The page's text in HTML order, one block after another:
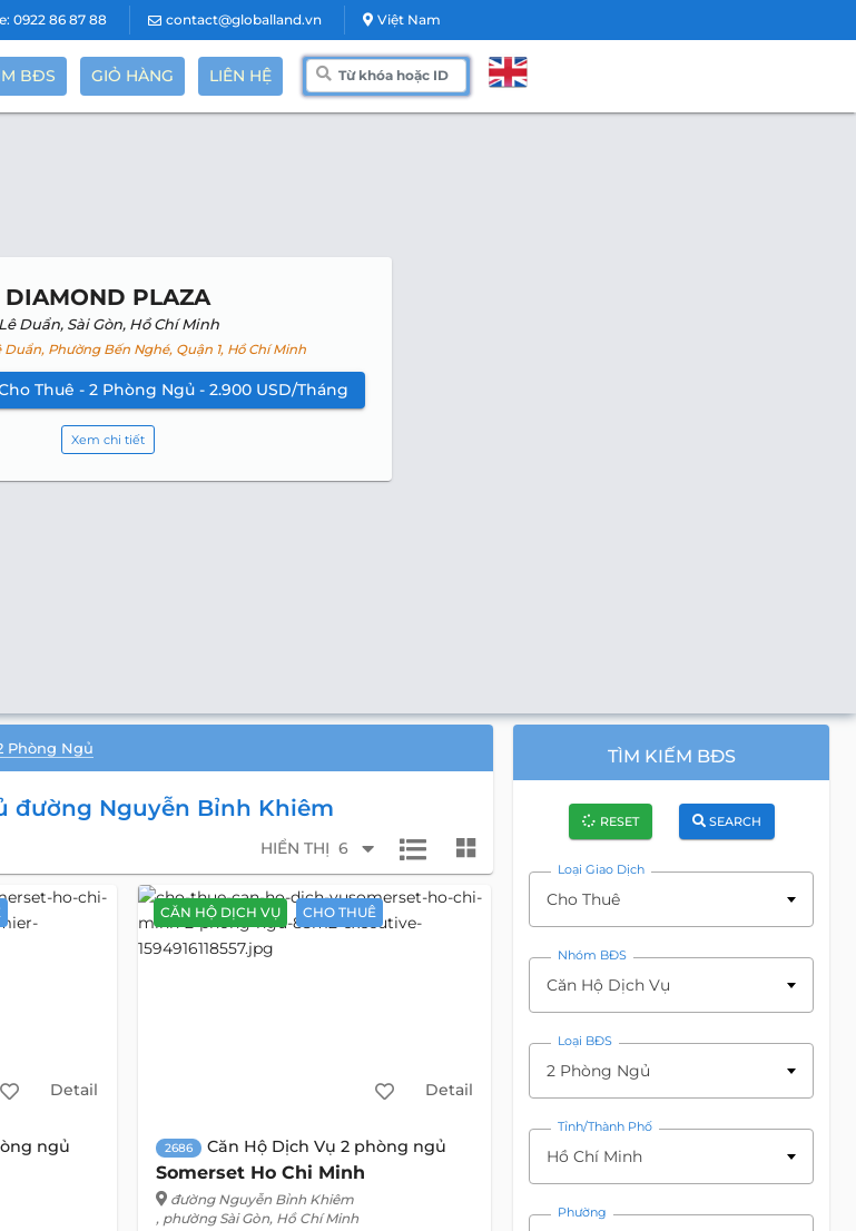
0922 86 87 88 contact@globalland.vn Việt Nam
BĐS GIỎ HÀNG LIÊN HỆ
DIAMOND PLAZA
Lê Duẩn, Sài Gòn, Hồ Chí Minh
Phường Bến Nghé, Quận 1, Hồ Chí Minh
Thuê - 2 Phòng Ngủ - 2.900 USD/Tháng
Xem chi tiết
Phòng Ngủ
đường Nguyễn Bỉnh Khiêm
HIỂN THỊ 6
Detail
ngủ
CĂN HỘ DỊCH VỤ CHO THUÊ
Detail
2686 Căn Hộ Dịch Vụ 2 phòng ngủ
Somerset Ho Chi Minh
đường Nguyễn Bỉnh Khiêm
, phường Sài Gòn, Hồ Chí Minh
TÌM KIẾM BĐS
RESET SEARCH
Loại Giao Dịch
Cho Thuê
Nhóm BĐS
Căn Hộ Dịch Vụ
Loại BĐS
2 Phòng Ngủ
Tỉnh/Thành Phố
Hồ Chí Minh
Phường